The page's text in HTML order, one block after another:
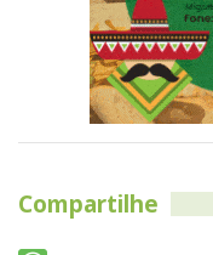
Compartilhe